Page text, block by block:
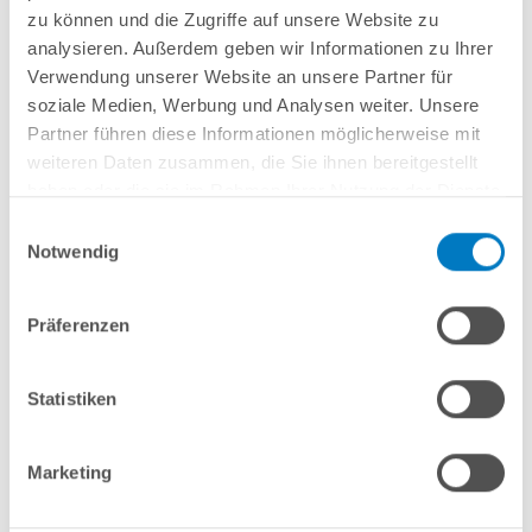
zu können und die Zugriffe auf unsere Website zu
analysieren. Außerdem geben wir Informationen zu Ihrer
Verwendung unserer Website an unsere Partner für
soziale Medien, Werbung und Analysen weiter. Unsere
Partner führen diese Informationen möglicherweise mit
weiteren Daten zusammen, die Sie ihnen bereitgestellt
Notwendig
Präferenzen
Statistiken
Marketing
Anleitungen/Datenblätter
Hinweise zum Versand / zur Lagerung
Welche Leiter benötige ich?